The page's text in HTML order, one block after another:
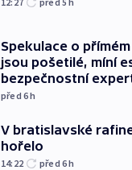
Spekulace o
jsou pošetilé, míní
bezpečnostní
před 6h
V bratislavské
hořelo
14:22 před 6h